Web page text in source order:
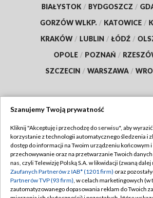
BIAŁYSTOK / BYDGOSZCZ /
GORZÓW WLKP. / KATOWICE /
KRAKÓW / LUBLIN / ŁÓDŹ /
OPOLE / POZNAŃ /
SZCZECIN / WARSZAWA /
TVP
Abonament TVP
Emisja w TVP
Centrum informacji TVP
Regulamin TVP
Polityka prywatności
Moje zgody
Szanujemy Twoją prywatność
Kliknij "Akceptuję i przechodzę do serwisu", aby
korzystanie z technologii automatycznego śledzenia i
dostęp do informacji na Twoim urządzeniu końcowym i
przechowywanie oraz na przetwarzanie Twoich
nas, czyli Telewizję Polską S.A. w likwidacji (zwaną dalej
Zaufanych Partnerów z IAB* (1201 firm) oraz
Partnerów TVP (93 firm), w celach marketingowych (w
zautomatyzowanego dopasowania reklam do Twoich